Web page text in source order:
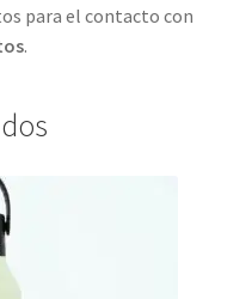
para el contacto con
.